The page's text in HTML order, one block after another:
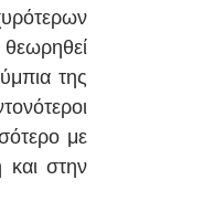
της
με
και στην